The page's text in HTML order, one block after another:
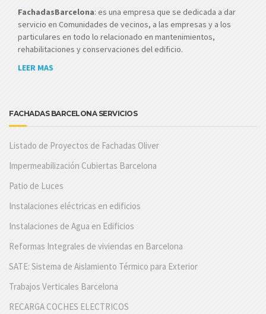
FachadasBarcelona: es una empresa que se dedicada a dar
servicio en Comunidades de vecinos, a las empresas y a los
particulares en todo lo relacionado en mantenimientos,
rehabilitaciones y conservaciones del edificio.
LEER MAS
FACHADAS BARCELONA SERVICIOS
Listado de Proyectos de Fachadas Oliver
Impermeabilización Cubiertas Barcelona
Patio de Luces
Instalaciones eléctricas en edificios
Instalaciones de Agua en Edificios
Reformas Integrales de viviendas en Barcelona
SATE: Sistema de Aislamiento Térmico para Exterior
Trabajos Verticales Barcelona
RECARGA COCHES ELECTRICOS